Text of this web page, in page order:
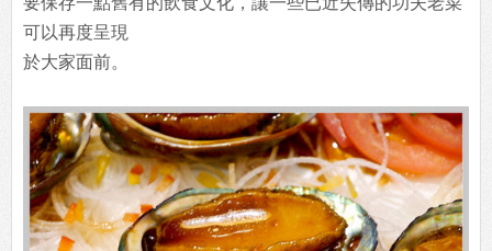
可以再度呈現
於大家面前。